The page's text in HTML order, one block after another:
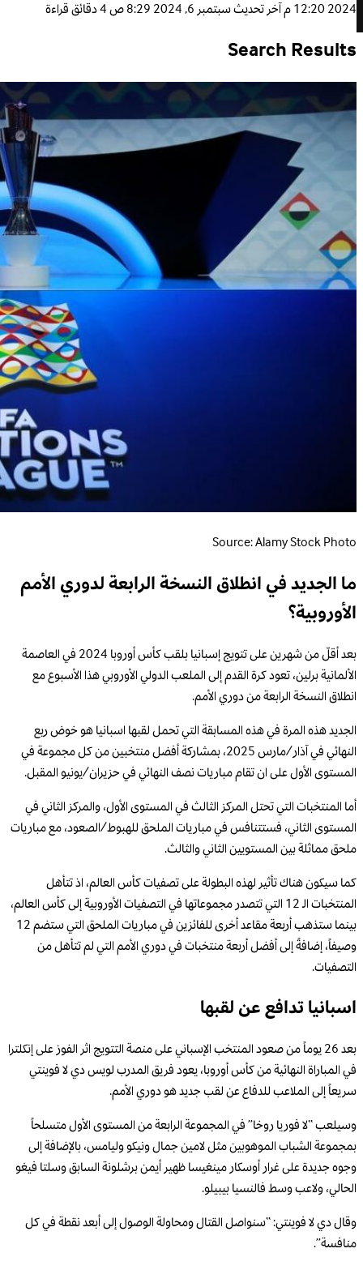
2024 12:20 م
آخر تحديثسبتمبر 6, 2024 8:29 ص 4 دقائق قراءة
Search Results
Source: Alamy Stock Photo
ما الجديد في انطلاق النسخة الرابعة لدوري الأمم
الأوروبية؟
بعد أقلّ من شهرين على تتويج إسبانيا بلقب كأس أوروبا 2024 في العاصمة
الألمانية برلين، تعود كرة القدم إلى الملعب الدولي الأوروبي هذا الأسبوع مع
انطلاق النسخة الرابعة من دوري الأمم.
الجديد هذه المرة في هذه المسابقة التي تحمل لقبها اسبانيا هو خوض ربع
النهائي في آذار/مارس 2025، بمشاركة أفضل منتخبين من كل مجموعة في
المستوى الأول على ان تقام مباريات نصف النهائي في حزيران/يونيو المقبل.
أما المنتخبات التي تحتل المركز الثالث في المستوى الأول، والمركز الثاني في
المستوى الثاني، فستتنافس في مباريات الملحق للهبوط/الصعود، مع مباريات
ملحق مماثلة بين المستويين الثاني والثالث.
كما سيكون هناك تأثير لهذه البطولة على تصفيات كأس العالم، اذ تتأهل
المنتخبات الـ 12 التي تتصدر مجموعاتها في التصفيات الأوروبية إلى كأس العالم،
بينما ستذهب أربعة مقاعد أخرى للفائزين في مباريات الملحق التي ستضم 12
وصيفاً، إضافةً إلى أفضل أربعة منتخبات في دوري الأمم التي لم تتأهل من
التصفيات.
اسبانيا تدافع عن لقبها
بعد 26 يوماً من صعود المنتخب الإسباني على منصة التتويج اثر الفوز على إنكلترا
في المباراة النهائية من كأس أوروبا، يعود فريق المدرب لويس دي لا فوينتي
سريعاً إلى الملاعب للدفاع عن لقب جديد هو دوري الأمم.
وسيلعب “لا فوريا روخا” في المجموعة الرابعة من المستوى الأول متسلحاً
بمجموعة الشباب الموهوبين مثل لامين جمال ونيكو وليامس، بالإضافة إلى
وجوه جديدة على غرار أوسكار مينغيسا ظهير أيمن برشلونة السابق وسلتا فيغو
الحالي، ولاعب وسط فالنسيا بيبيلو.
وقال دي لا فوينتي: “سنواصل القتال ومحاولة الوصول إلى أبعد نقطة في كل
منافسة”.